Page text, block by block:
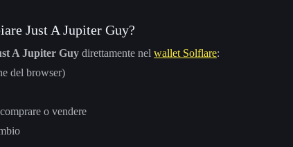
Just A Jupiter Guy?
A Jupiter Guy direttamente nel wallet Solflare:
del browser)
o vendere